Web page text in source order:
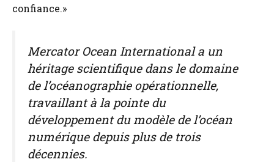
confiance.»
Mercator Ocean International a un
héritage scientifique dans le domaine
de l’océanographie opérationnelle,
travaillant à la pointe du
développement du modèle de l’océan
numérique depuis plus de trois
décennies.